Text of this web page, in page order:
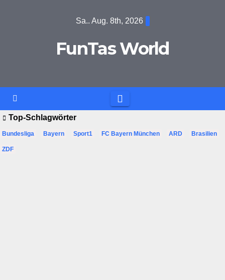
Sa.. Aug. 8th, 2026
FunTas World
Top-Schlagwörter
Bundesliga Bayern Sport1 FC Bayern München ARD Brasilien
ZDF